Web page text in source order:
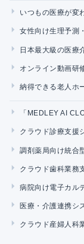
いつもの医療が変
女性向け生理予測
日本最大級の医療
オンライン動画研
納得できる老人ホ
「MEDLEY AI
クラウド診療支援
調剤薬局向け統合
クラウド歯科業務
病院向け電子カル
医療・介護連携シ
クラウド産婦人科